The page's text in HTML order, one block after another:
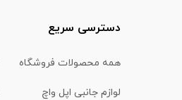
دسترسی سریع
همه محصولات فروشگاه
لوازم جانبی اپل واچ